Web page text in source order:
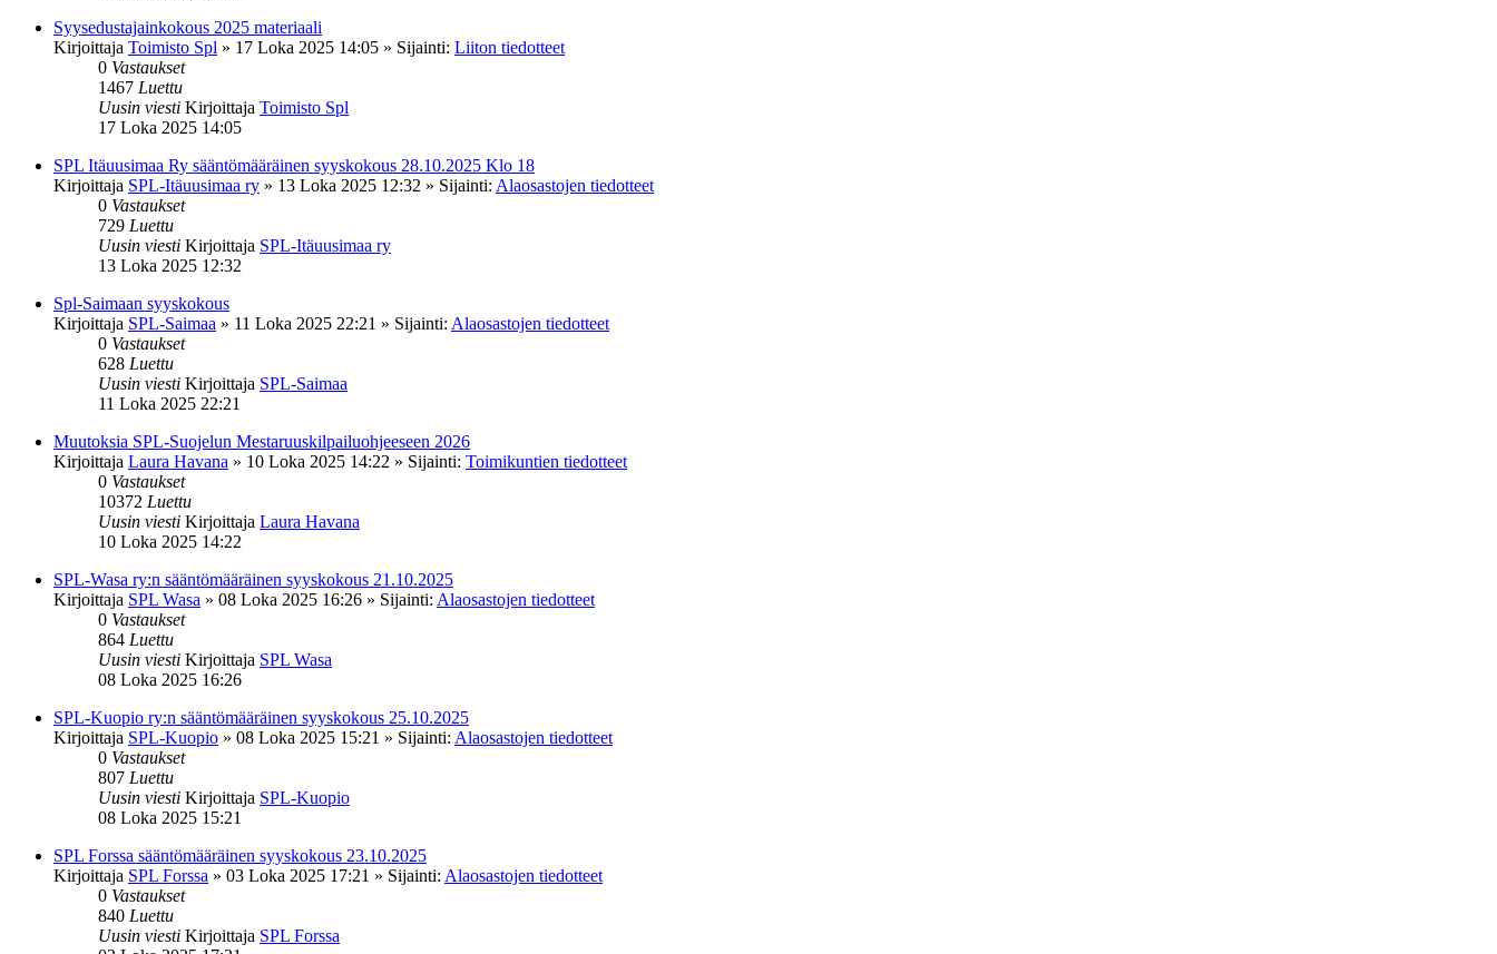
Syysedustajainkokous 2025 materiaali
Kirjoittaja Toimisto Spl » 17 Loka 2025 14:05 » Sijainti: Liiton tiedotteet
0 Vastaukset
1467 Luettu
Uusin viesti Kirjoittaja Toimisto Spl
17 Loka 2025 14:05
SPL Itäuusimaa Ry sääntömääräinen syyskokous 28.10.2025 Klo 18
Kirjoittaja SPL-Itäuusimaa ry » 13 Loka 2025 12:32 » Sijainti: Alaosastojen tiedotteet
0 Vastaukset
729 Luettu
Uusin viesti Kirjoittaja SPL-Itäuusimaa ry
13 Loka 2025 12:32
Spl-Saimaan syyskokous
Kirjoittaja SPL-Saimaa » 11 Loka 2025 22:21 » Sijainti: Alaosastojen tiedotteet
0 Vastaukset
628 Luettu
Uusin viesti Kirjoittaja SPL-Saimaa
11 Loka 2025 22:21
Muutoksia SPL-Suojelun Mestaruuskilpailuohjeeseen 2026
Kirjoittaja Laura Havana » 10 Loka 2025 14:22 » Sijainti: Toimikuntien tiedotteet
0 Vastaukset
10372 Luettu
Uusin viesti Kirjoittaja Laura Havana
10 Loka 2025 14:22
SPL-Wasa ry:n sääntömääräinen syyskokous 21.10.2025
Kirjoittaja SPL Wasa » 08 Loka 2025 16:26 » Sijainti: Alaosastojen tiedotteet
0 Vastaukset
864 Luettu
Uusin viesti Kirjoittaja SPL Wasa
08 Loka 2025 16:26
SPL-Kuopio ry:n sääntömääräinen syyskokous 25.10.2025
Kirjoittaja SPL-Kuopio » 08 Loka 2025 15:21 » Sijainti: Alaosastojen tiedotteet
0 Vastaukset
807 Luettu
Uusin viesti Kirjoittaja SPL-Kuopio
08 Loka 2025 15:21
SPL Forssa sääntömääräinen syyskokous 23.10.2025
Kirjoittaja SPL Forssa » 03 Loka 2025 17:21 » Sijainti: Alaosastojen tiedotteet
0 Vastaukset
840 Luettu
Uusin viesti Kirjoittaja SPL Forssa